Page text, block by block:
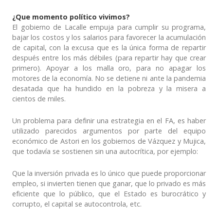
¿Que momento político vivimos?
El gobierno de Lacalle empuja para cumplir su programa,
bajar los costos y los salarios para favorecer la acumulación
de capital, con la excusa que es la única forma de repartir
después entre los más débiles (para repartir hay que crear
primero). Apoyar a los malla oro, para no apagar los
motores de la economía. No se detiene ni ante la pandemia
desatada que ha hundido en la pobreza y la misera a
cientos de miles.
Un problema para definir una estrategia en el FA, es haber
utilizado parecidos argumentos por parte del equipo
económico de Astori en los gobiernos de Vázquez y Mujica,
que todavía se sostienen sin una autocrítica, por ejemplo:
Que la inversión privada es lo único que puede proporcionar
empleo, si invierten tienen que ganar, que lo privado es más
eficiente que lo público, que el Estado es burocrático y
corrupto, el capital se autocontrola, etc.